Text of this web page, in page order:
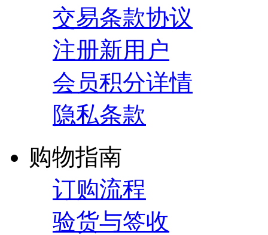
交易条款协议
注册新用户
会员积分详情
隐私条款
购物指南
订购流程
验货与签收